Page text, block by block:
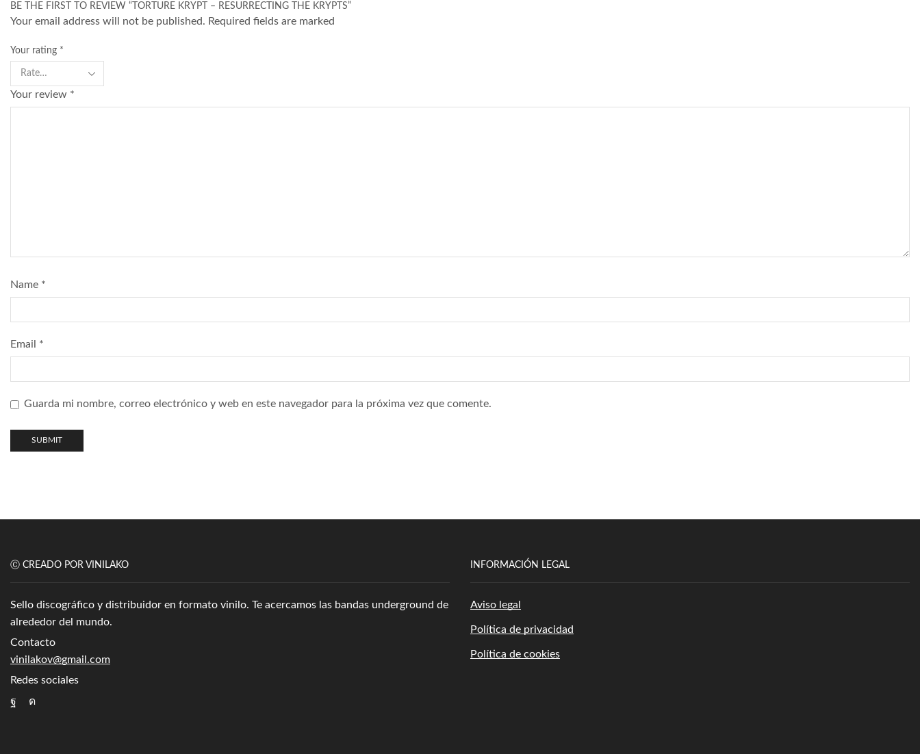
BE THE FIRST TO REVIEW “TORTURE KRYPT – RESURRECTING THE KRYPTS”
Your email address will not be published. Required fields are marked
Your rating *
Your review *
Name *
Email *
Guarda mi nombre, correo electrónico y web en este navegador para la próxima vez que comente.
Ⓒ CREADO POR VINILAKO
Sello discográfico y distribuidor en formato vinilo. Te acercamos las bandas underground de
alrededor del mundo.
Contacto
vinilakov@gmail.com
Redes sociales
Facebook
Instagram
INFORMACIÓN LEGAL
Aviso legal
Política de privacidad
Política de cookies